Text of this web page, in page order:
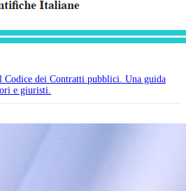
Codice dei Contratti pubblici. Una guida
e giuristi.